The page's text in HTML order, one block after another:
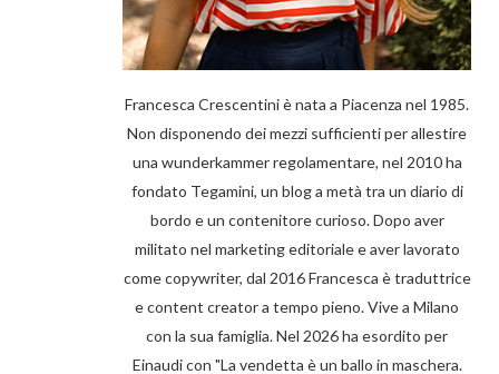
Francesca Crescentini è nata a Piacenza nel 1985.
Non disponendo dei mezzi sufficienti per allestire
una wunderkammer regolamentare, nel 2010 ha
fondato Tegamini, un blog a metà tra un diario di
bordo e un contenitore curioso. Dopo aver
militato nel marketing editoriale e aver lavorato
come copywriter, dal 2016 Francesca è traduttrice
e content creator a tempo pieno. Vive a Milano
con la sua famiglia. Nel 2026 ha esordito per
Einaudi con "La vendetta è un ballo in maschera.